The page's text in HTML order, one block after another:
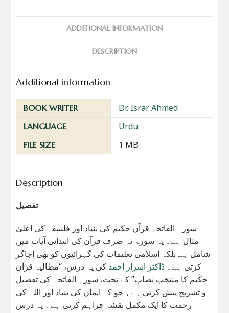
ADDITIONAL INFORMATION
DESCRIPTION
Additional information
BOOK WRITER Dr. Israr Ahmed
LANGUAGE Urdu
FILE SIZE 1 MB
Description
تفصیل
سورہ الفاتحۃ قرآن حکیم کی بنیاد اور فلسفہ کی اعلیٰ
مثال ہے۔ یہ سورۃ نہ صرف قرآن کی ابتدائی آیات میں
شامل ہے بلکہ اسلامی تعلیمات کی گہرائیوں کو بھی اجاگر
کرتی ہے۔ ڈاکٹر اسرار احمد کی یہ درس، “مطالیہ قرآن
حکیم کا منتخب نصاب” کے تحت، سورہ الفاتحۃ کی تفصیل
و تشریح پیش کرتی ہے، جو کہ ایمان کی بنیاد اور اللہ کی
رحمت کا ایک مکمل نقشہ فراہم کرتی ہے۔ یہ درس